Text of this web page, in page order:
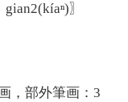
〗
，部外筆画：3